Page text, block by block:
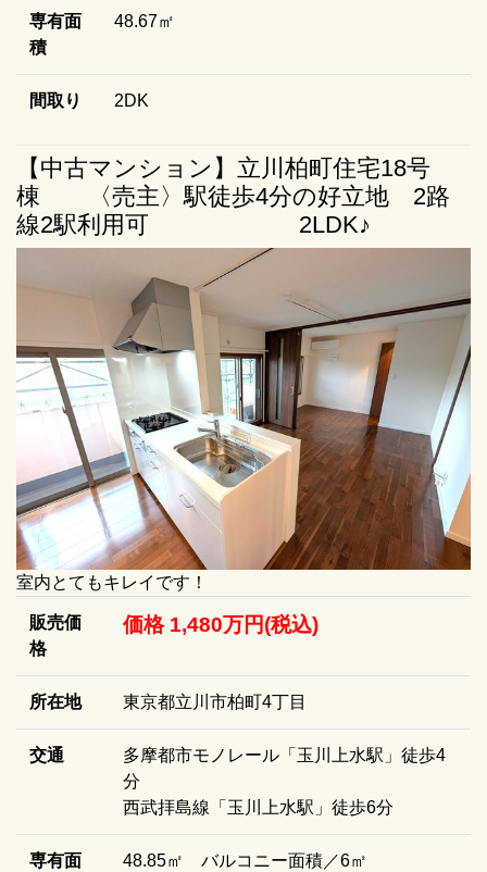
専有面
積
48.67㎡
間取り 2DK
【中古マンション】立川柏町住宅18号
棟 〈売主〉駅徒歩4分の好立地 2路
線2駅利用可 2LDK♪
室内とてもキレイです！
販売価
格
価格 1,480万円(税込)
所在地 東京都立川市柏町4丁目
交通
多摩都市モノレール「玉川上水駅」徒歩4
分
西武拝島線「玉川上水駅」徒歩6分
専有面
48.85㎡ バルコニー面積／6㎡